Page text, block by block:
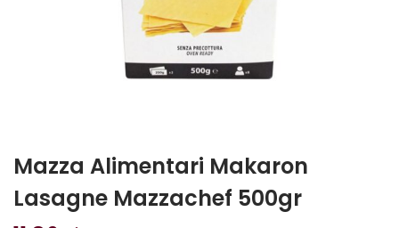
Mazza Alimentari Makaron
Lasagne Mazzachef 500gr